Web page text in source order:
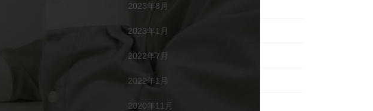
2023年8月
2023年1月
2022年7月
2022年1月
2020年11月